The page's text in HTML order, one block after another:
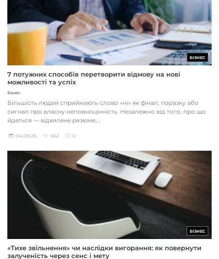
БІЗНЕС
7 потужних способів перетворити відмову на нові
можливості та успіх
Бізнес
Більшість людей сприймають слово «ні» як фінал, поразку або
сигнал про власну неповноцінність. Незалежно від того, про що
йдеться — відхилене резюме,...
04.08.26 662 0
БІЗНЕС
«Тихе звільнення» чи наслідки вигорання: як повернути
залученість через сенс і мету